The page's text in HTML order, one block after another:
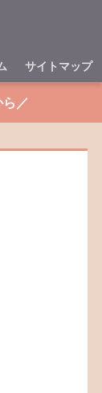
サイトマップ
／